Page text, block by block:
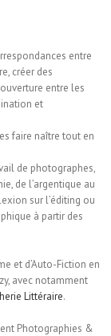
entre
créer des
entre les
et
faire naître tout en
de photographes,
de l’argentique au
sur l’éditing ou
à partir des
et d’Auto-Fiction en
avec notamment
Littéraire.
Photographies &